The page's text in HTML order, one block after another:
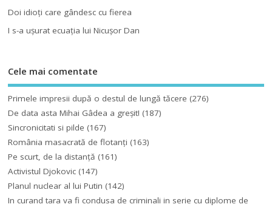
Doi idioţi care gândesc cu fierea
I s-a uşurat ecuaţia lui Nicuşor Dan
Cele mai comentate
Primele impresii după o destul de lungă tăcere (276)
De data asta Mihai Gâdea a greşit! (187)
Sincronicitati si pilde (167)
România masacrată de flotanţi (163)
Pe scurt, de la distanță (161)
Activistul Djokovic (147)
Planul nuclear al lui Putin (142)
In curand tara va fi condusa de criminali in serie cu diplome de